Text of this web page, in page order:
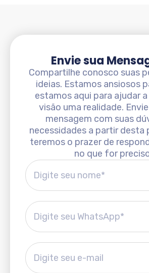
Envie sua
Compartilhe conosco suas
ideias. Estamos ansiosos
estamos aqui para ajudar
visão uma realidade.
mensagem com suas
necessidades a partir desta
teremos o prazer de
no que for